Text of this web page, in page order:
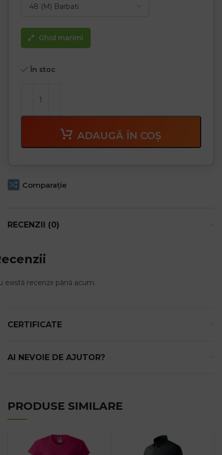
Ghid marimi
În stoc
ADAUGĂ ÎN COȘ
Comparaţie
RECENZII (0)
există recenzii până acum.
CERTIFICATE
AI NEVOIE DE AJUTOR?
PRODUSE SIMILARE